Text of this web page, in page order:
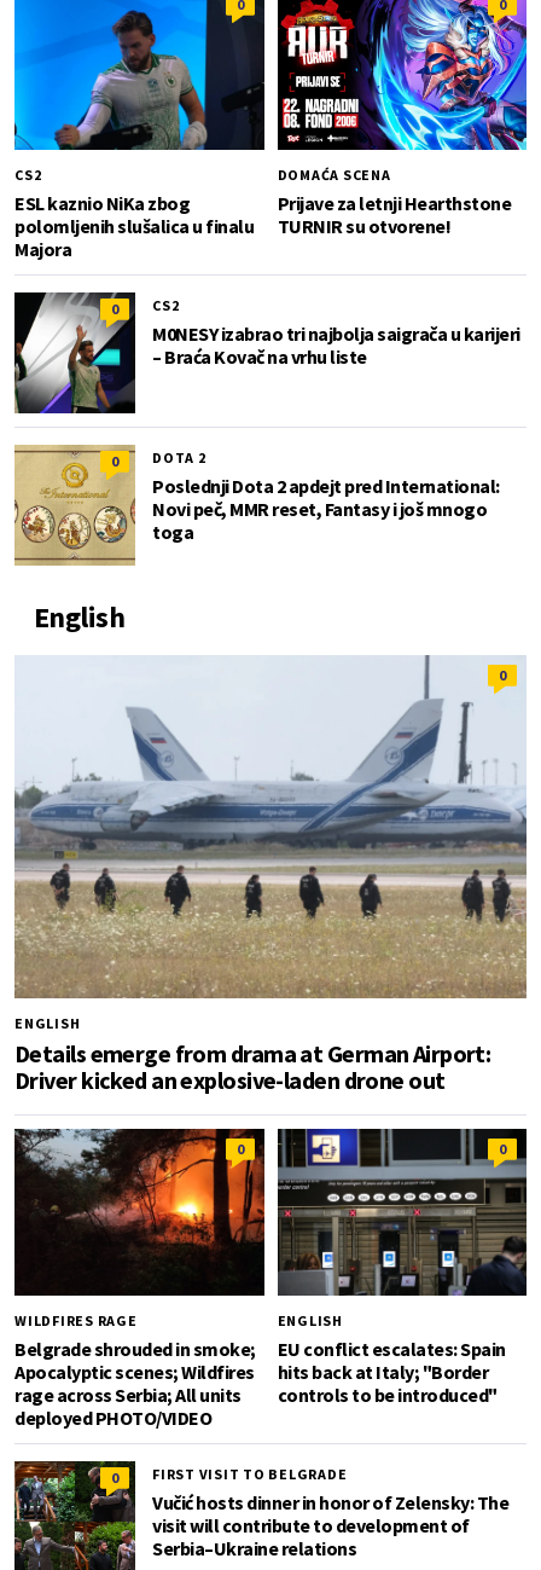
0
CS2
ESL kaznio NiKa zbog
polomljenih slušalica u finalu
Majora
0
DOMAĆA SCENA
Prijave za letnji Hearthstone
TURNIR su otvorene!
0 CS2
M0NESY izabrao tri najbolja saigrača u karijeri
– Braća Kovač na vrhu liste
0 DOTA 2
Poslednji Dota 2 apdejt pred International:
Novi peč, MMR reset, Fantasy i još mnogo
toga
English
0
ENGLISH
Details emerge from drama at German Airport:
Driver kicked an explosive-laden drone out
0
WILDFIRES RAGE
Belgrade shrouded in smoke;
Apocalyptic scenes; Wildfires
rage across Serbia; All units
deployed PHOTO/VIDEO
0
ENGLISH
EU conflict escalates: Spain
hits back at Italy; "Border
controls to be introduced"
0 FIRST VISIT TO BELGRADE
Vučić hosts dinner in honor of Zelensky: The
visit will contribute to development of
Serbia–Ukraine relations